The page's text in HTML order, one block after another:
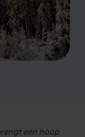
een hoop